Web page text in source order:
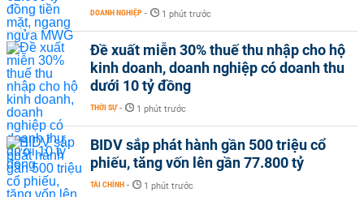
DOANH NGHIỆP - 1 phút trước
Đề xuất miễn 30% thuế thu nhập cho hộ
kinh doanh, doanh nghiệp có doanh thu
dưới 10 tỷ đồng
THỜI SỰ - 1 phút trước
BIDV sắp phát hành gần 500 triệu cổ
phiếu, tăng vốn lên gần 77.800 tỷ
TÀI CHÍNH - 1 phút trước